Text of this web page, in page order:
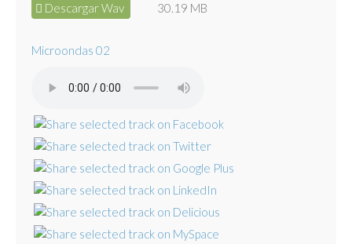
Descargar Wav 30.19 MB
Microondas 02